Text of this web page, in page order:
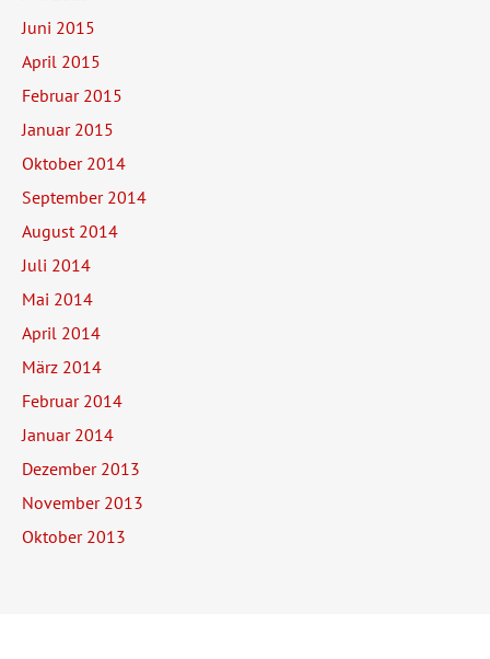
Juni 2015
April 2015
Februar 2015
Januar 2015
Oktober 2014
September 2014
August 2014
Juli 2014
Mai 2014
April 2014
März 2014
Februar 2014
Januar 2014
Dezember 2013
November 2013
Oktober 2013